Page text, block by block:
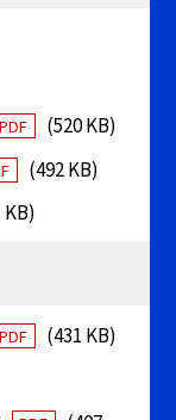
PDF
(520 KB)
(492 KB)
KB)
PDF
(431 KB)